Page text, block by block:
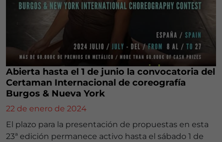
Abierta hasta el 1 de junio la convocatoria del
Certaman Internacional de coreografía
Burgos & Nueva York
22 de enero de 2024
El plazo para la presentación de propuestas en esta
23ª edición permanece activo hasta el sábado 1 de